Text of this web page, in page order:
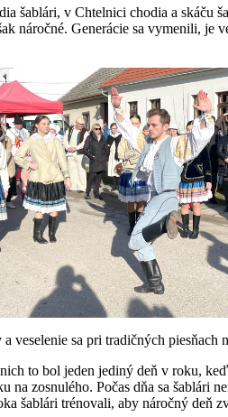
šablári, v Chtelnici chodia a skáču
náročné. Generácie sa vymenili, je
veselenie sa pri tradičných piesňach
to bol jeden jediný deň v roku,
na zosnulého. Počas dňa sa šablári
šablári trénovali, aby náročný deň